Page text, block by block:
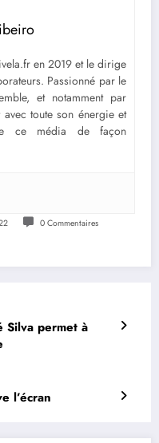
en 2019 et le dirige
Passionné par le
et notamment par
avec toute son énergie et
ce média de façon
0 Commentaires
Silva permet à
l’écran